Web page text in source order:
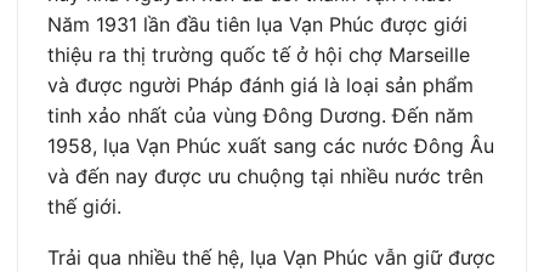
Năm 1931 lần đầu tiên lụa Vạn Phúc được giới
thiệu ra thị trường quốc tế ở hội chợ Marseille
và được người Pháp đánh giá là loại sản phẩm
tinh xảo nhất của vùng Đông Dương. Đến năm
1958, lụa Vạn Phúc xuất sang các nước Đông Âu
và đến nay được ưu chuộng tại nhiều nước trên
thế giới.
Trải qua nhiều thế hệ, lụa Vạn Phúc vẫn giữ được